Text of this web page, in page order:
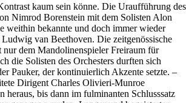
kaum sein könne. Die Uraufführung des
Nimrod Borenstein mit dem Solisten Alon
weithin bekannte und doch immer wieder
van Beethoven. Die zeitgenössische
dem Mandolinenspieler Freiraum für
die Solisten des Orchesters durften sich
Pauker, der kontinuierlich Akzente setzte. –
Dirigent Charles Olivieri-Munroe
heraus, bis dann im fulminanten Schlusssatz